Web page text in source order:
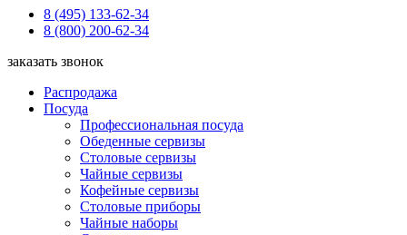
8 (495) 133-62-34
8 (800) 200-62-34
заказать звонок
Распродажа
Посуда
Профессиональная посуда
Обеденные сервизы
Столовые сервизы
Чайные сервизы
Кофейные сервизы
Столовые приборы
Чайные наборы